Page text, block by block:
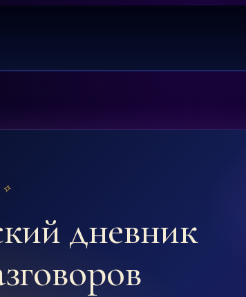
⟡
дневник